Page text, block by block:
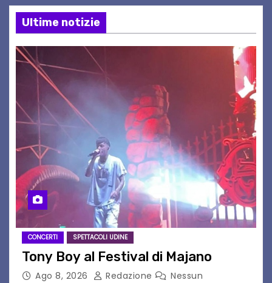
Ultime notizie
CONCERTI SPETTACOLI UDINE
Tony Boy al Festival di Majano
Ago 8, 2026 Redazione
Nessun